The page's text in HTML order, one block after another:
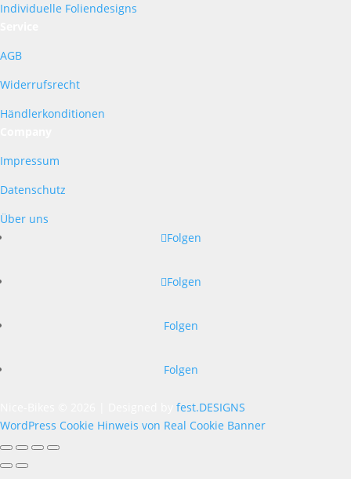
Individuelle Foliendesigns
AGB
Widerrufsrecht
Händlerkonditionen
Impressum
Datenschutz
Über uns
Folgen
Folgen
Folgen
Folgen
fest.DESIGNS
WordPress Cookie Hinweis von Real Cookie Banner